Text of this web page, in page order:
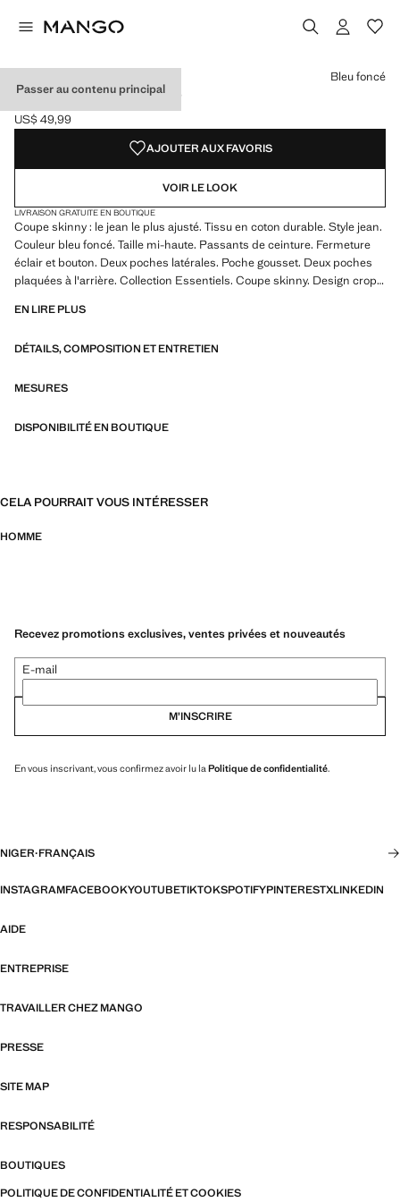
Passer au contenu principal
JEAN JUDE SKINNY-FIT
Prix actuel [US$ 49,99 ]
US$ 49,99
Choisissez une couleur
Couleur Bleu foncé intense
Couleur Gris
Couleur Bleu moyen
Bleu foncé
AJOUTER AUX FAVORIS
VOIR LE LOOK
LIVRAISON GRATUITE EN BOUTIQUE
Coupe skinny : le jean le plus ajusté. Tissu en coton durable. Style jean.
Couleur bleu foncé. Taille mi-haute. Passants de ceinture. Fermeture
éclair et bouton. Deux poches latérales. Poche gousset. Deux poches
plaquées à l'arrière. Collection Essentiels. Coupe skinny. Design crop.
EN LIRE PLUS
DÉTAILS, COMPOSITION ET ENTRETIEN
MESURES
DISPONIBILITÉ EN BOUTIQUE
CELA POURRAIT VOUS INTÉRESSER
HOMME
Recevez promotions exclusives, ventes privées et nouveautés
E-mail
M’INSCRIRE
En vous inscrivant, vous confirmez avoir lu la Politique de confidentialité.
NIGER·FRANÇAIS
INSTAGRAMFACEBOOKYOUTUBETIKTOKSPOTIFYPINTERESTXLINKEDIN
AIDE
ENTREPRISE
TRAVAILLER CHEZ MANGO
PRESSE
SITE MAP
RESPONSABILITÉ
BOUTIQUES
POLITIQUE DE CONFIDENTIALITÉ ET COOKIES